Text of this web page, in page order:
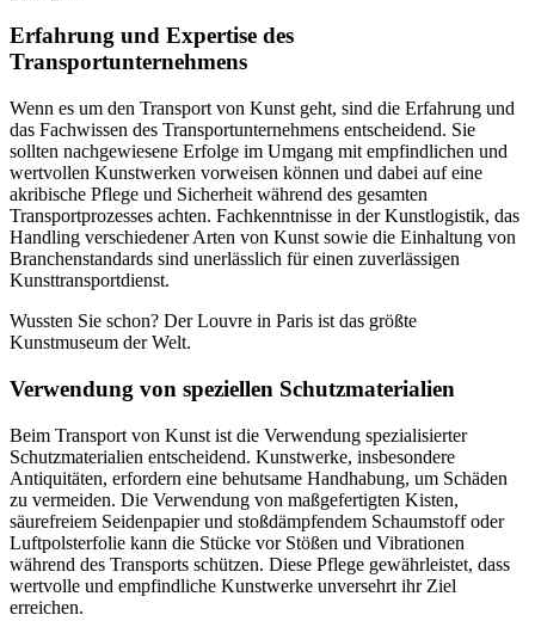
Erfahrung und Expertise des
Transportunternehmens
Wenn es um den Transport von Kunst geht, sind die Erfahrung und
das Fachwissen des Transportunternehmens entscheidend. Sie
sollten nachgewiesene Erfolge im Umgang mit empfindlichen und
wertvollen Kunstwerken vorweisen können und dabei auf eine
akribische Pflege und Sicherheit während des gesamten
Transportprozesses achten. Fachkenntnisse in der Kunstlogistik, das
Handling verschiedener Arten von Kunst sowie die Einhaltung von
Branchenstandards sind unerlässlich für einen zuverlässigen
Kunsttransportdienst.
Wussten Sie schon? Der Louvre in Paris ist das größte
Kunstmuseum der Welt.
Verwendung von speziellen Schutzmaterialien
Beim Transport von Kunst ist die Verwendung spezialisierter
Schutzmaterialien entscheidend. Kunstwerke, insbesondere
Antiquitäten, erfordern eine behutsame Handhabung, um Schäden
zu vermeiden. Die Verwendung von maßgefertigten Kisten,
säurefreiem Seidenpapier und stoßdämpfendem Schaumstoff oder
Luftpolsterfolie kann die Stücke vor Stößen und Vibrationen
während des Transports schützen. Diese Pflege gewährleistet, dass
wertvolle und empfindliche Kunstwerke unversehrt ihr Ziel
erreichen.